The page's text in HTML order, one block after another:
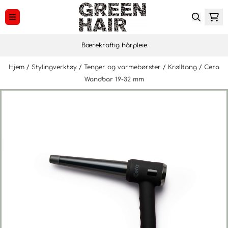
Hopp til innhold
Bærekraftig hårpleie
Hjem / Stylingverktøy / Tenger og varmebørster / Krølltang / Cera
Wandbar 19-32 mm